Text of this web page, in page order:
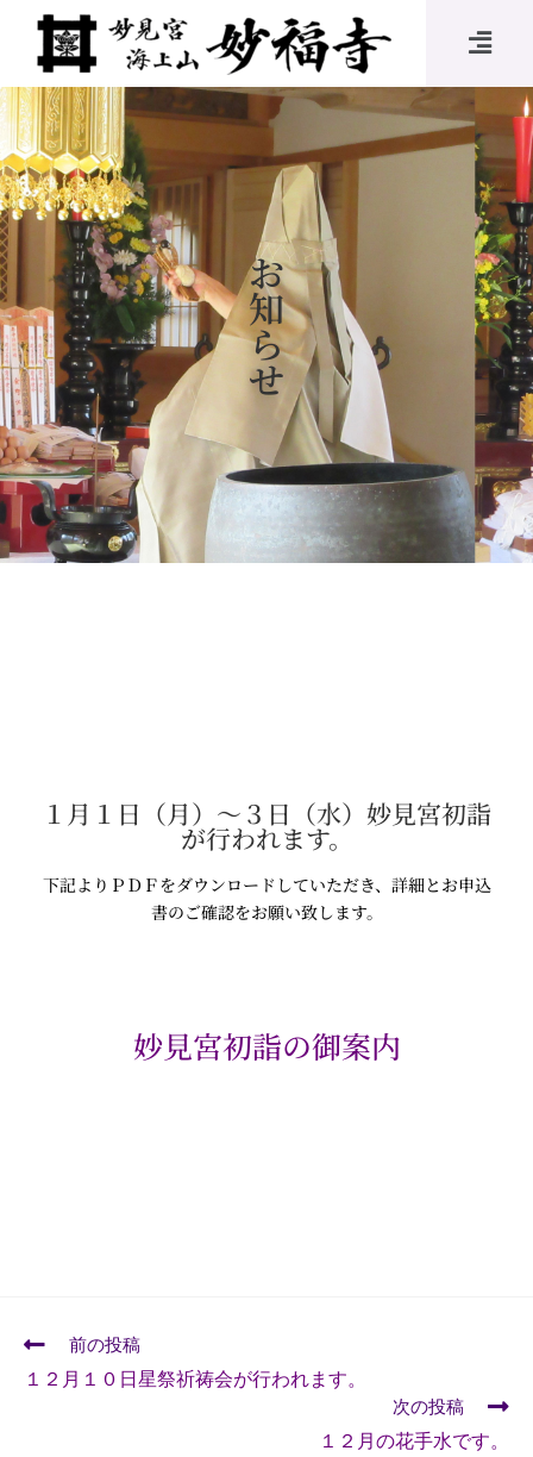
お
知
ら
せ
１月１日（月）～３日（水）妙見宮初詣
が行われます。
下記よりＰＤＦをダウンロードしていただき、詳細とお申込
書のご確認をお願い致します。
妙見宮初詣の御案内
前の投稿
１２月１０日星祭祈祷会が行われます。
次の投稿
１２月の花手水です。